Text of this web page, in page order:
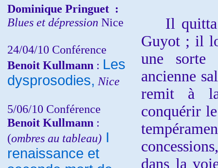
Dominique Pringuet :
Blues et dépression Nice
24/04/10 Conférence
Benoit Kullmann : Les
dysprosodies, Nice
5/06/10 Conférence
Benoit Kullmann :
(ombres au tableau) I
renaissance et
Il quitta
Guyot ; il
une sorte
ancienne
remit à
conquérir
dans la